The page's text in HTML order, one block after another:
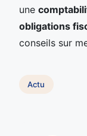
une
obligations
conseils sur
Actu